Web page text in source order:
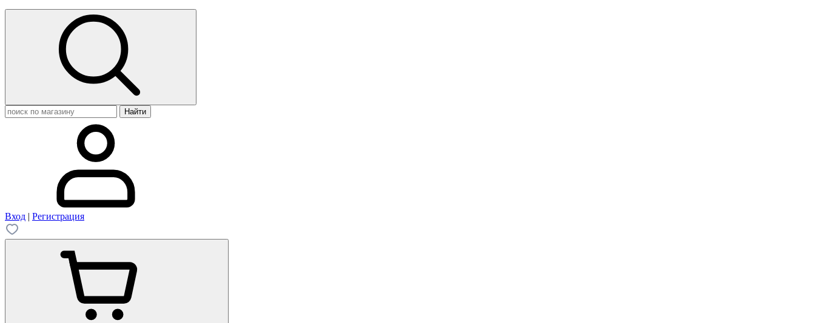
Вход | Регистрация